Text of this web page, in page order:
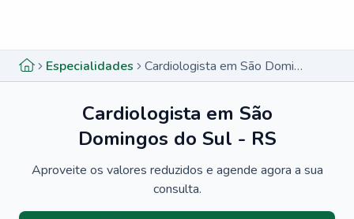
Especialidades Cardiologista em São Domingos do Sul - RS
Cardiologista em São
Domingos do Sul - RS
Aproveite os valores reduzidos e agende agora a sua
consulta.